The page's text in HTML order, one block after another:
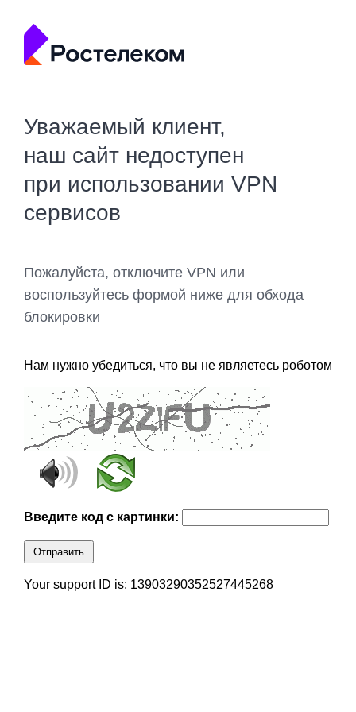
Уважаемый клиент,
наш сайт недоступен
при использовании VPN
сервисов
Пожалуйста, отключите VPN или
воспользуйтесь формой ниже для обхода
блокировки
Нам нужно убедиться, что вы не являетесь роботом
Введите код с картинки:
Отправить
Your support ID is: 13903290352527445268